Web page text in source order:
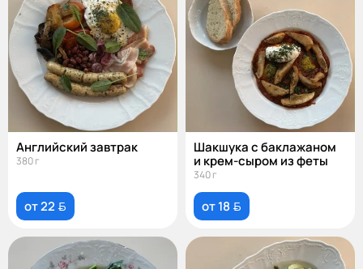
Английский завтрак
380 г
от 22 
Шакшука с баклажаном
и крем-сыром из феты
340 г
от 18 